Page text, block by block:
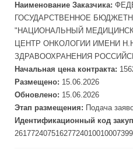
Наименование Заказчика:
ГОСУДАРСТВЕННОЕ
"НАЦИОНАЛЬНЫЙ
ЦЕНТР ОНКОЛОГИИ ИМЕНИ
ЗДРАВООХРАНЕНИЯ
Начальная цена контракта:
Размещено: 15.06.2026
Обновлено: 15.06.2026
Этап размещения: Подача
Идентификационный код